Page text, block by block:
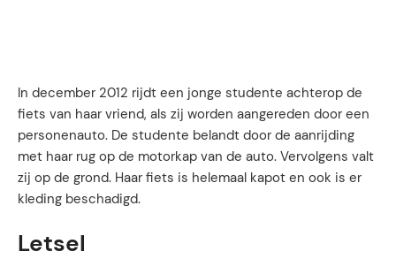
In december 2012 rijdt een jonge studente achterop de
fiets van haar vriend, als zij worden aangereden door een
personenauto. De studente belandt door de aanrijding
met haar rug op de motorkap van de auto. Vervolgens valt
zij op de grond. Haar fiets is helemaal kapot en ook is er
kleding beschadigd.
Letsel